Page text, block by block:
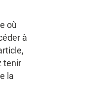
où
à
tenir
la